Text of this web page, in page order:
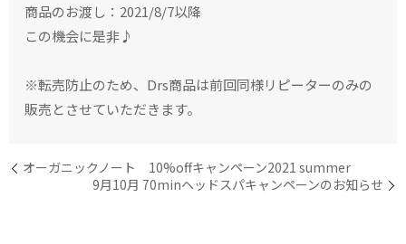
商品のお渡し：2021/8/7以降
この機会に是非♪
※転売防止のため、Drs商品は前回同様リピーターのみの
販売とさせていただきます。
オーガニックノート 10%offキャンペーン2021 summer
9月10月 70minヘッドスパキャンペーンのお知らせ